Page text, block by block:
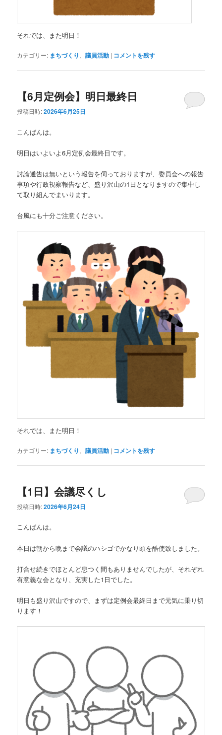
それでは、また明日！
カテゴリー: まちづくり 、議員活動 | コメントを残す
【6月定例会】明日最終日
投稿日時:2026年6月25日
こんばんは。
明日はいよいよ6月定例会最終日です。
討論通告は無いという報告を伺っておりますが、委員会への報告
事項や行政視察報告など、盛り沢山の1日となりますので集中し
て取り組んでまいります。
台風にも十分ご注意ください。
それでは、また明日！
カテゴリー: まちづくり 、議員活動 | コメントを残す
【1日】会議尽くし
投稿日時:2026年6月24日
こんばんは。
本日は朝から晩まで会議のハシゴでかなり頭を酷使致しました。
打合せ続きでほとんど息つく間もありませんでしたが、それぞれ
有意義な会となり、充実した1日でした。
明日も盛り沢山ですので、まずは定例会最終日まで元気に乗り切
ります！